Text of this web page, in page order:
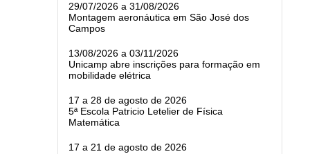
29/07/2026 a 31/08/2026
Montagem aeronáutica em São José dos
Campos
13/08/2026 a 03/11/2026
Unicamp abre inscrições para formação em
mobilidade elétrica
17 a 28 de agosto de 2026
5ª Escola Patricio Letelier de Física
Matemática
17 a 21 de agosto de 2026